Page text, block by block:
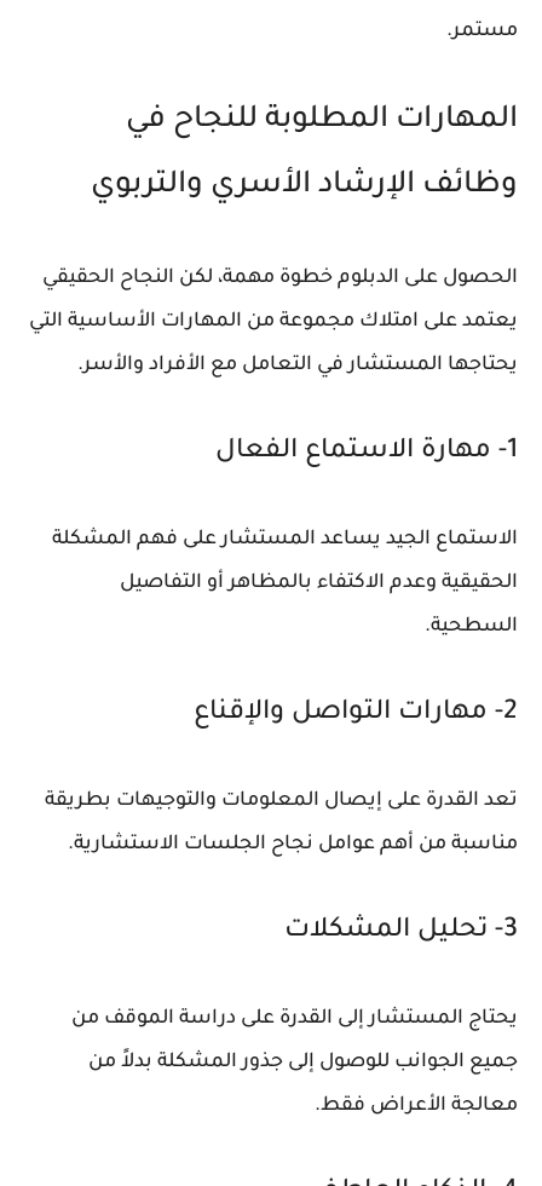
مستمر.
المهارات المطلوبة للنجاح في
وظائف الإرشاد الأسري والتربوي
الحصول على الدبلوم خطوة مهمة، لكن النجاح الحقيقي
يعتمد على امتلاك مجموعة من المهارات الأساسية التي
يحتاجها المستشار في التعامل مع الأفراد والأسر.
1- مهارة الاستماع الفعال
الاستماع الجيد يساعد المستشار على فهم المشكلة
الحقيقية وعدم الاكتفاء بالمظاهر أو التفاصيل
السطحية.
2- مهارات التواصل والإقناع
تعد القدرة على إيصال المعلومات والتوجيهات بطريقة
مناسبة من أهم عوامل نجاح الجلسات الاستشارية.
3- تحليل المشكلات
يحتاج المستشار إلى القدرة على دراسة الموقف من
جميع الجوانب للوصول إلى جذور المشكلة بدلاً من
معالجة الأعراض فقط.